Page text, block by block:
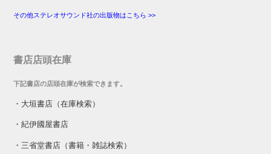
その他ステレオサウンド社の出版物はこちら >>
書店店頭在庫
下記書店の店頭在庫が検索できます。
・ 大垣書店（在庫検索）
・紀伊國屋書店
・ 三省堂書店（書籍・雑誌検索）